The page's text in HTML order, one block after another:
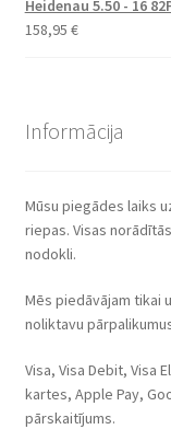
Heidenau 5.50 - 16
158,95 €
Informācija
Mūsu piegādes laiks
riepas. Visas
nodokli.
Mēs piedāvājam tikai
noliktavu
Visa, Visa Debit, Visa
kartes, Apple Pay,
pārskaitījums.